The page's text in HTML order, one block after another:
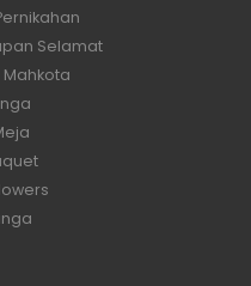
Selamat